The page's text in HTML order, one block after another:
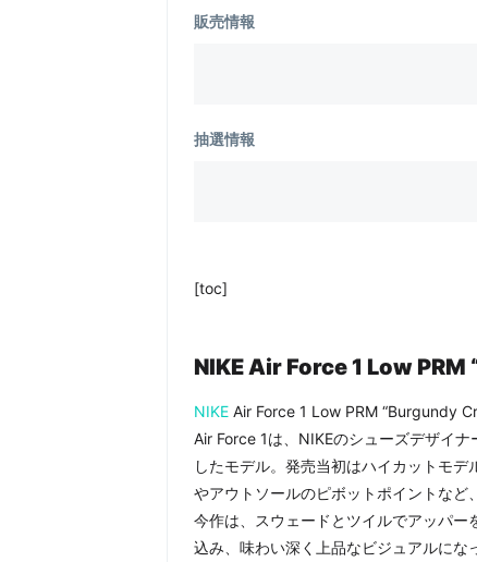
販売情報
抽選情報
[toc]
NIKE Air Force 1 Low
NIKEAir Force 1 Low PRM “Burgundy
Air Force 1は、NIKEのシューズデザイ
したモデル。発売当初はハイカットモ
やアウトソールのピボットポイントなど
今作は、スウェードとツイルでアッパ
込み、味わい深く上品なビジュアルにな